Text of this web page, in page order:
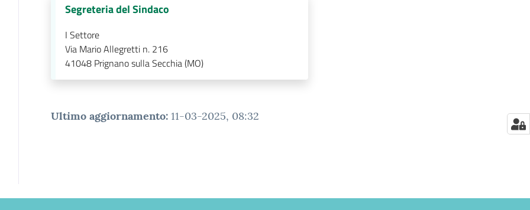
Segreteria del Sindaco
I Settore
Via Mario Allegretti n. 216
41048 Prignano sulla Secchia (MO)
Ultimo aggiornamento: 11-03-2025, 08:32